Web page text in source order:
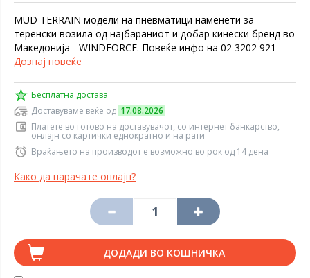
MUD TERRAIN модели на пневматици наменети за
теренски возила од најбараниот и добар кинески бренд во
Македонија - WINDFORCE. Повеќе инфо на 02 3202 921
Дознај повеќе
Бесплатна достава
Доставуваме веќе од 17.08.2026
Платете во готово на доставувачот, со интернет банкарство,
онлајн со картички еднократно и на рати
Враќањето на производот е возможно во рок од 14 дена
Како да нарачате онлајн?
ДОДАДИ ВО КОШНИЧКА